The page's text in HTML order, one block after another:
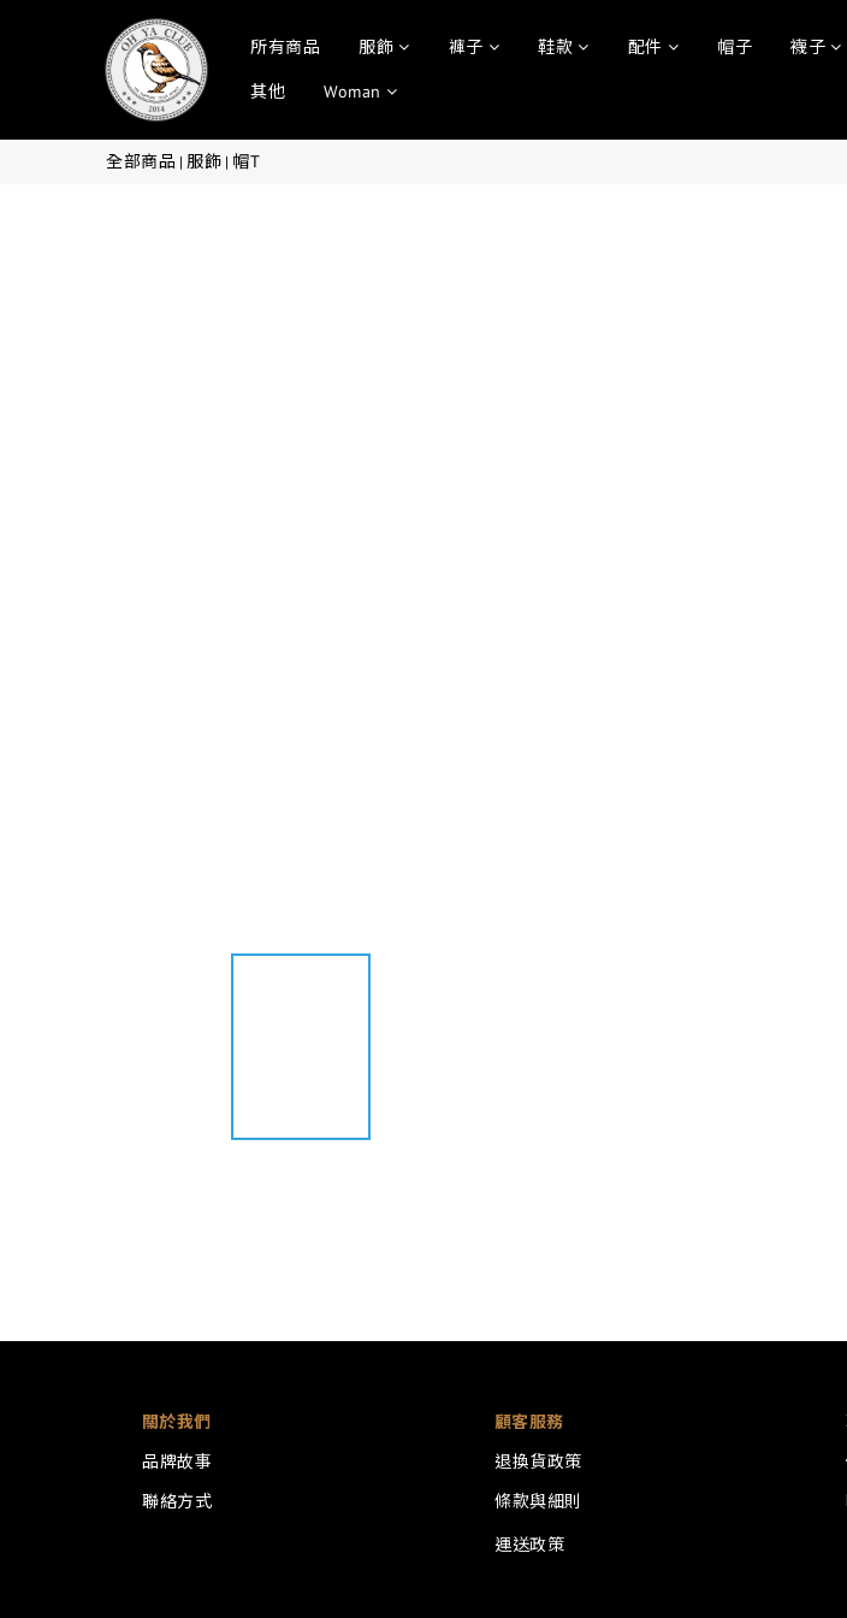
所有商品 服飾 褲子 鞋款 配件 帽子 襪子
其他 Woman
全部商品 | 服飾 | 帽T
關於我們
品牌故事
聯絡方式
顧客服務
退換貨政策
條款與細則
運送政策